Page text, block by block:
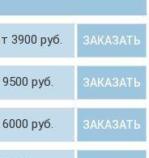
3900 руб. ЗАКАЗАТЬ
9500 руб. ЗАКАЗАТЬ
6000 руб. ЗАКАЗАТЬ